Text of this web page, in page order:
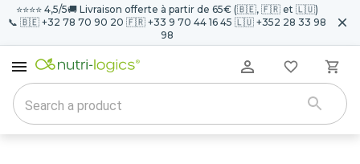
⭐️⭐️⭐️⭐️ 4,5/5🚚 Livraison offerte à partir de 65€ (🇧🇪, 🇫🇷 et 🇱🇺)
📞 🇧🇪 +32 78 70 90 20 🇫🇷 +33 9 70 44 16 45 🇱🇺 +352 28 33 98
98